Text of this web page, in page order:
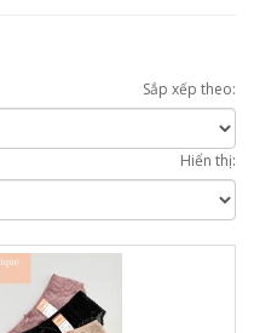
Sắp xếp theo:
Hiển thị: